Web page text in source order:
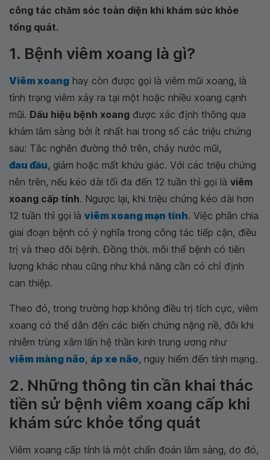
công tác chăm sóc toàn diện khi khám sức khỏe
tổng quát.
1. Bệnh viêm xoang là gì?
Viêm xoang hay còn được gọi là viêm mũi xoang, là
tình trạng viêm xảy ra tại một hoặc nhiều xoang cạnh
mũi. Dấu hiệu bệnh xoang được xác định thông qua
khám lâm sàng bởi ít nhất hai trong số các triệu chứng
sau: Tắc nghẽn đường thở trên, chảy nước mũi,
đau đầu, giảm hoặc mất khứu giác. Với các triệu chứng
nên trên, nếu kéo dài tối đa đến 12 tuần thì gọi là viêm
xoang cấp tính. Ngược lại, khi triệu chứng kéo dài hơn
12 tuần thì gọi là viêm xoang mạn tính. Việc phân chia
giai đoạn bệnh có ý nghĩa trong công tác tiếp cận, điều
trị và theo dõi bệnh. Đồng thời. mỗi thể bệnh có tiên
lượng khác nhau cũng như khả năng cần có chỉ định
can thiệp.
Theo đó, trong trường hợp không điều trị tích cực, viêm
xoang có thể dẫn đến các biến chứng nặng nề, đôi khi
nhiễm trùng xâm lấn hệ thần kinh trung ương như
viêm màng não, áp xe não, nguy hiểm đến tính mạng.
2. Những thông tin cần khai thác
tiền sử bệnh viêm xoang cấp khi
khám sức khỏe tổng quát
Viêm xoang cấp tính là một chẩn đoán lâm sàng, do đó,